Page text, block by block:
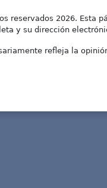
reservados 2026. Esta
y su dirección
refleja la